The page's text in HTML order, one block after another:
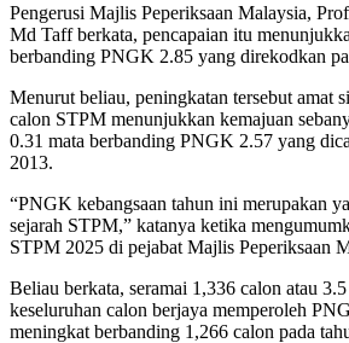
Pengerusi Majlis Peperiksaan Malaysia,
Md Taff berkata, pencapaian itu
berbanding PNGK 2.85 yang direkodkan
Menurut beliau, peningkatan tersebut amat
calon STPM menunjukkan kemajuan
0.31 mata berbanding PNGK 2.57 yang
2013.
“PNGK kebangsaan tahun ini merupakan
sejarah STPM,” katanya ketika
STPM 2025 di pejabat Majlis Peperiksaan
Beliau berkata, seramai 1,336 calon atau
keseluruhan calon berjaya memperoleh
meningkat berbanding 1,266 calon pada